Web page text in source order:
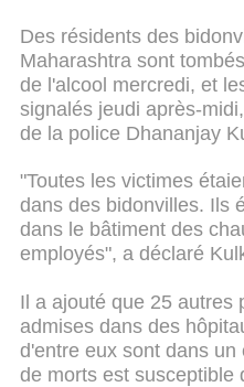
Des résidents des
Maharashtra​ sont
de l'alcool mercredi, et
signalés jeudi après-
de la police Dhananjay
"Toutes les victimes
dans des bidonvilles. Ils
dans le bâtiment des
employés", a déclaré
Il a ajouté que 25 autres
admises dans des
d'entre eux sont dans
de morts est susceptible